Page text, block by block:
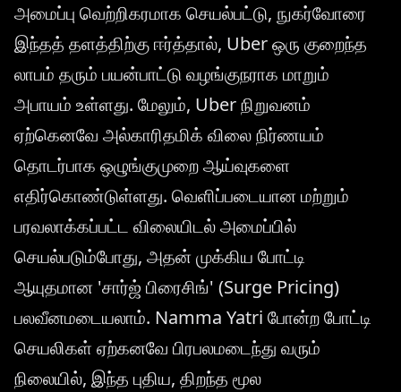
அமைப்பு வெற்றிகரமாக செயல்பட்டு, நுகர்வோரை
இந்தத் தளத்திற்கு ஈர்த்தால், Uber ஒரு குறைந்த
லாபம் தரும் பயன்பாட்டு வழங்குநராக மாறும்
அபாயம் உள்ளது. மேலும், Uber நிறுவனம்
ஏற்கெனவே அல்காரிதமிக் விலை நிர்ணயம்
தொடர்பாக ஒழுங்குமுறை ஆய்வுகளை
எதிர்கொண்டுள்ளது. வெளிப்படையான மற்றும்
பரவலாக்கப்பட்ட விலையிடல் அமைப்பில்
செயல்படும்போது, அதன் முக்கிய போட்டி
ஆயுதமான 'சார்ஜ் பிரைசிங்' (Surge Pricing)
பலவீனமடையலாம். Namma Yatri போன்ற போட்டி
செயலிகள் ஏற்கனவே பிரபலமடைந்து வரும்
நிலையில், இந்த புதிய, திறந்த மூல